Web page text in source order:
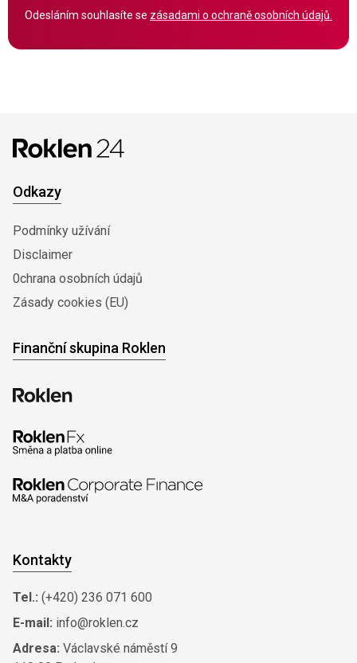
Odesláním souhlasíte se zásadami o ochraně osobních údajů.
Odkazy
Podmínky užívání
Disclaimer
0chrana osobních údajů
Zásady cookies (EU)
Finanční skupina Roklen
Kontakty
Tel.: (+420) 236 071 600
E-mail: info@roklen.cz
Adresa: Václavské náměstí 9